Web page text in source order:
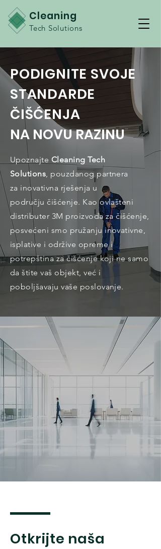
Tech Solutions
Cleaning
PODIGNITE SVOJE
STANDARDE
ČIŠĆENJA
NA NOVU RAZINU
Upoznajte Cleaning Tech
Solutions, pouzdanog partnera
za inovativna rješenja u
području čišćenje. Kao ovlašteni
distributer 3M proizvoda za čišćenje,
posvećeni smo pružanju inovativne,
isplative i održive opreme i
potrepština za čišćenje koji ne samo
da štite vaš objekt, već i
poboljšavaju vaše poslovanje.
Otkrijte naša